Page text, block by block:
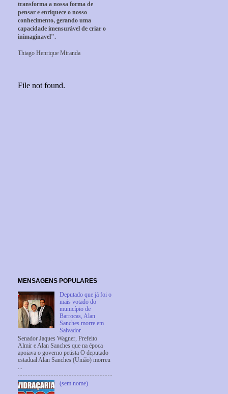
transforma a nossa forma de
pensar e enriquece o nosso
conhecimento, gerando uma
capacidade imensurável de criar o
inimaginavel".
Thiago Henrique Miranda
MENSAGENS POPULARES
Deputado que já foi o
mais votado do
município de
Barrocas, Alan
Sanches morre em
Salvador
Senador Jaques Wagner, Prefeito
Almir e Alan Sanches que na época
apoiava o governo petista O deputado
estadual Alan Sanches (União) morreu
...
(sem nome)